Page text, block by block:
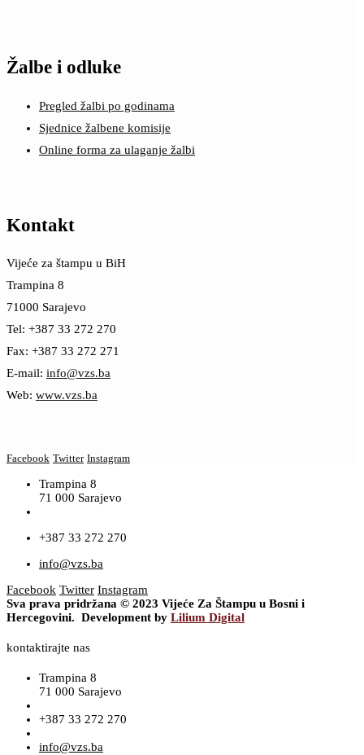
Žalbe i odluke
Pregled žalbi po godinama
Sjednice žalbene komisije
Online forma za ulaganje žalbi
Kontakt
Vijeće za štampu u BiH
Trampina 8
71000 Sarajevo
Tel: +387 33 272 270
Fax: +387 33 272 271
E-mail: info@vzs.ba
Web: www.vzs.ba
Facebook Twitter Instagram
Trampina 8
71 000 Sarajevo
+387 33 272 270
info@vzs.ba
Facebook Twitter Instagram
Sva prava pridržana © 2023 Vijeće Za Štampu u Bosni i
Hercegovini. Development by Lilium Digital
kontaktirajte nas
Trampina 8
71 000 Sarajevo
+387 33 272 270
info@vzs.ba